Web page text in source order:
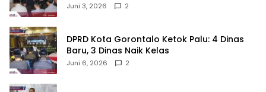
Juni 3, 2026 2
‎DPRD Kota Gorontalo Ketok Palu: 4 Dinas
Baru, 3 Dinas Naik Kelas
Juni 6, 2026 2